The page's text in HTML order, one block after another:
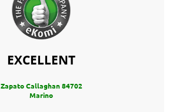
EXCELLENT
Zapato Callaghan 84702
Marino